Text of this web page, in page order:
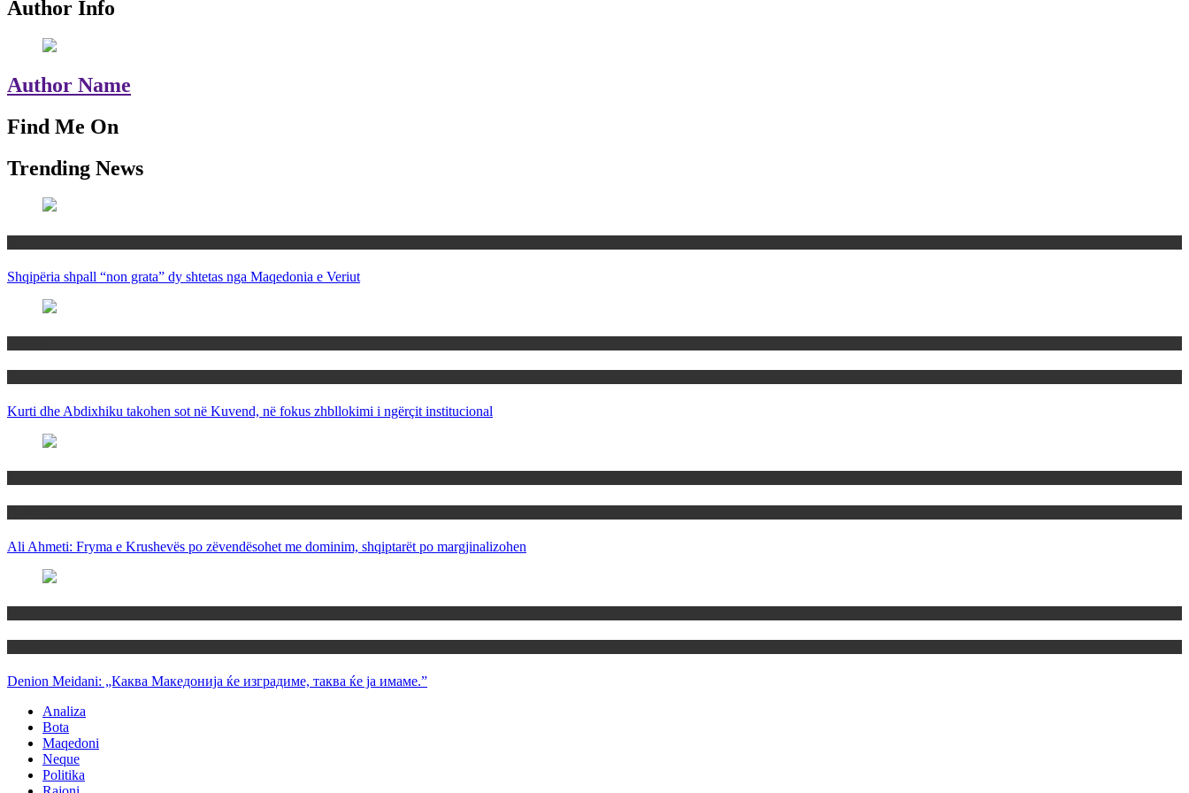
Author Info
Author Name
Find Me On
Trending News
Shqipëria shpall “non grata” dy shtetas nga Maqedonia e Veriut
Kurti dhe Abdixhiku takohen sot në Kuvend, në fokus zhbllokimi i ngërçit institucional
Ali Ahmeti: Fryma e Krushevës po zëvendësohet me dominim, shqiptarët po margjinalizohen
Denion Meidani: „Каква Македонија ќе изградиме, таква ќе ја имаме.”
Analiza
Bota
Maqedoni
Neque
Politika